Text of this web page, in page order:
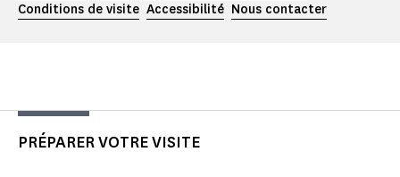
Conditions de visite Accessibilité Nous contacter
PRÉPARER VOTRE VISITE